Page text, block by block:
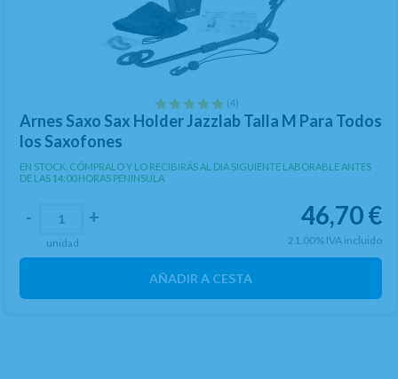
(4)
Arnes Saxo Sax Holder Jazzlab Talla M Para Todos
los Saxofones
EN STOCK. CÓMPRALO Y LO RECIBIRÁS AL DIA SIGUIENTE LABORABLE ANTES
DE LAS 14:00 HORAS PENINSULA
46,70€
21.00% IVA incluido
- +
unidad
AÑADIR A CESTA